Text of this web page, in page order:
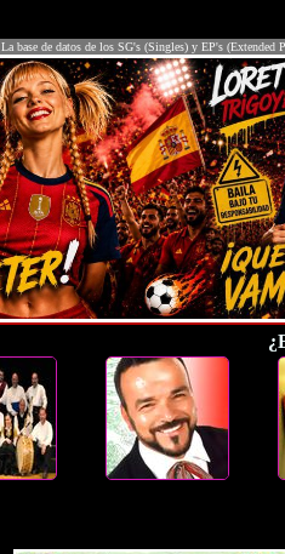
La base de datos de los SG's (Singles) y EP's (Extended